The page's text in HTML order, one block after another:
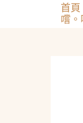
首頁
嚐